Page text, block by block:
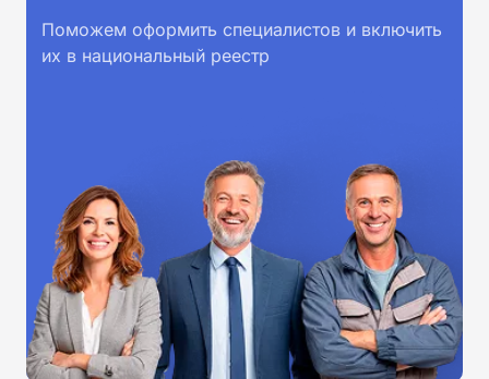
Поможем оформить специалистов и включить
их в национальный реестр